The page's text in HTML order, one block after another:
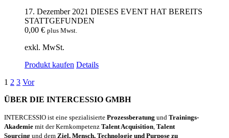
17. Dezember 2021 DIESES EVENT HAT BEREITS
STATTGEFUNDEN
0,00 € plus Mwst.
exkl. MwSt.
Produkt kaufen Details
1 2 3 Vor
ÜBER DIE INTERCESSIO GMBH
INTERCESSIO ist eine spezialisierte Prozessberatung und Trainings-
Akademie mit der Kernkompetenz Talent Acquisition, Talent
Sourcing und dem Ziel, Mensch, Technologie und Purpose zu